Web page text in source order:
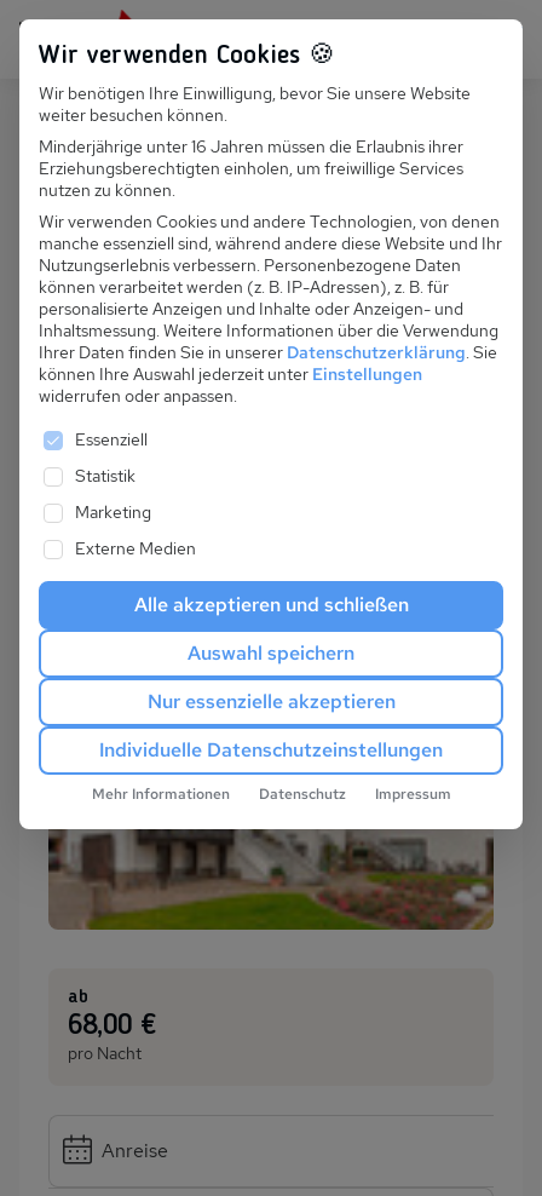
Persönlich für dich da: +49 251 899 050
Suchfeld
Suchen
D 129.742 - Villa Erika, FW
Toskana, Nr. 5
ab
:68,00 €
pro Nacht
Anreise
Wir verwenden Cookies 🍪
Wir benötigen Ihre Einwilligung, bevor Sie unsere Website
weiter besuchen können.
Minderjährige unter 16 Jahren müssen die Erlaubnis ihrer
Erziehungsberechtigten einholen, um freiwillige Services
nutzen zu können.
Wir verwenden Cookies und andere Technologien, von denen
manche essenziell sind, während andere diese Website und Ihr
Nutzungserlebnis verbessern. Personenbezogene Daten
können verarbeitet werden (z. B. IP-Adressen), z. B. für
personalisierte Anzeigen und Inhalte oder Anzeigen- und
Inhaltsmessung. Weitere Informationen über die Verwendung
Ihrer Daten finden Sie in unserer Datenschutzerklärung. Sie
können Ihre Auswahl jederzeit unter Einstellungen
widerrufen oder anpassen.
Es folgt eine Liste der Service-Gruppen, für die
Essenziell
Statistik
Marketing
Externe Medien
Alle akzeptieren und schließen
Auswahl speichern
Nur essenzielle akzeptieren
Individuelle Datenschutzeinstellungen
Mehr Informationen Datenschutz Impressum